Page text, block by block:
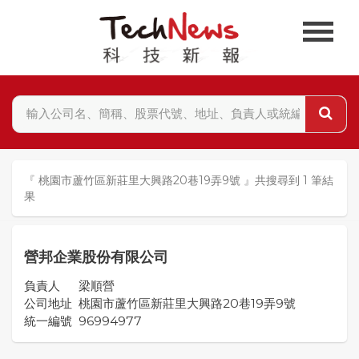
『 桃園市蘆竹區新莊里大興路20巷19弄9號 』共搜尋到 1 筆結
果
營邦企業股份有限公司
負責人
梁順營
公司地址 桃園市蘆竹區新莊里大興路20巷19弄9號
統一編號 96994977